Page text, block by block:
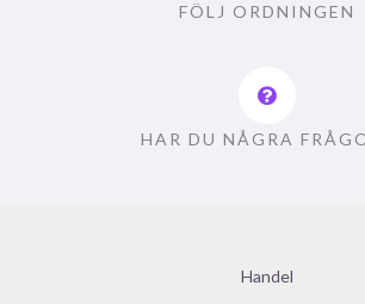
FÖLJ ORDNINGEN
HAR DU NÅGRA
Handel